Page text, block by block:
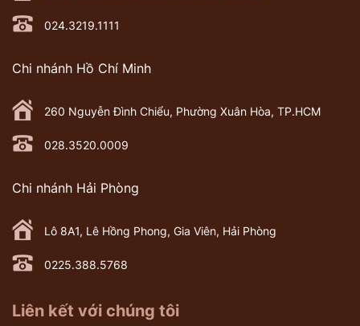
024.3219.1111
Chi nhánh Hồ Chí Minh
260 Nguyễn Đình Chiểu, Phường Xuân Hòa, TP.HCM
028.3520.0009
Chi nhánh Hải Phòng
Lô 8A1, Lê Hồng Phong, Gia Viên, Hải Phòng
0225.388.5768
Liên kết với chúng tôi